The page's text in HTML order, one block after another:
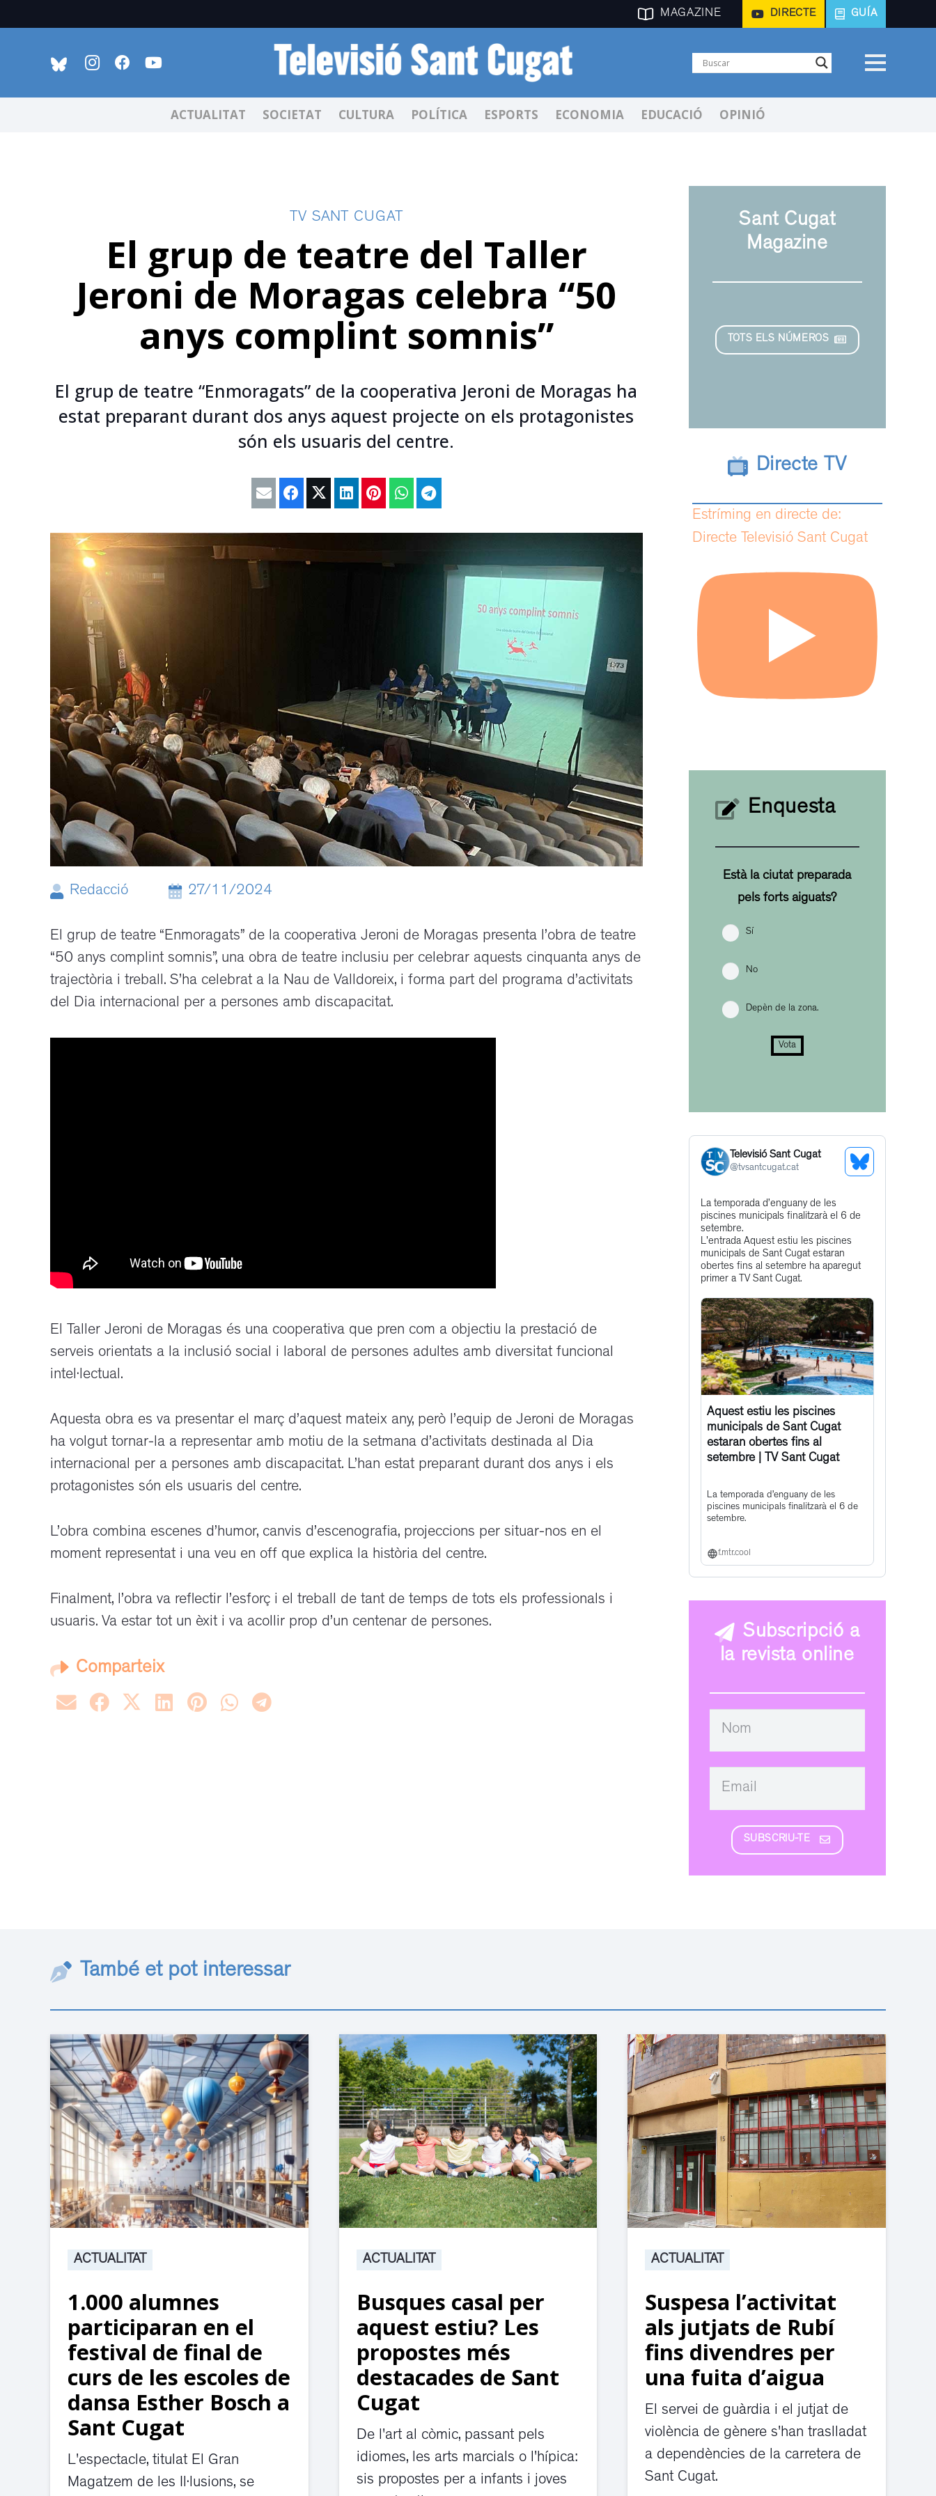
MAGAZINE DIRECTE GUÍA
ACTUALITAT SOCIETAT CULTURA POLÍTICA ESPORTS ECONOMIA EDUCACIÓ OPINIÓ
TV SANT CUGAT
El grup de teatre del Taller
Jeroni de Moragas celebra “50
anys complint somnis”
El grup de teatre “Enmoragats” de la cooperativa Jeroni de Moragas ha
estat preparant durant dos anys aquest projecte on els protagonistes
són els usuaris del centre.
Redacció 27/11/2024
El grup de teatre “Enmoragats” de la cooperativa Jeroni de Moragas presenta l’obra de teatre
“50 anys complint somnis”, una obra de teatre inclusiu per celebrar aquests cinquanta anys de
trajectòria i treball. S’ha celebrat a la Nau de Valldoreix, i forma part del programa d’activitats
del Dia internacional per a persones amb discapacitat.
El Taller Jeroni de Moragas és una cooperativa que pren com a objectiu la prestació de
serveis orientats a la inclusió social i laboral de persones adultes amb diversitat funcional
intel·lectual.
Aquesta obra es va presentar el març d’aquest mateix any, però l’equip de Jeroni de Moragas
ha volgut tornar-la a representar amb motiu de la setmana d’activitats destinada al Dia
internacional per a persones amb discapacitat. L’han estat preparant durant dos anys i els
protagonistes són els usuaris del centre.
L’obra combina escenes d’humor, canvis d’escenografia, projeccions per situar-nos en el
moment representat i una veu en off que explica la història del centre.
Finalment, l’obra va reflectir l’esforç i el treball de tant de temps de tots els professionals i
usuaris. Va estar tot un èxit i va acollir prop d’un centenar de persones.
Comparteix
Sant Cugat
Magazine
TOTS ELS NÚMEROS
Directe TV
Estríming en directe de:
Directe Televisió Sant Cugat
Enquesta
Està la ciutat preparada
pels forts aiguats?
Sí
No
Depèn de la zona.
Vota
Televisió Sant Cugat
@tvsantcugat.cat
See
Get
to
this
post
La temporada d’enguany de les
piscines municipals finalitzarà el 6 de
setembre.
L'entrada Aquest estiu les piscines
municipals de Sant Cugat estaran
obertes fins al setembre ha aparegut
primer a TV Sant Cugat.
Aquest estiu les piscines
municipals de Sant Cugat
estaran obertes fins al
setembre | TV Sant Cugat
La temporada d’enguany de les
piscines municipals finalitzarà el 6 de
setembre.
f.mtr.cool
Subscripció a
la revista online
SUBSCRIU-TE
També et pot interessar
ACTUALITAT
1.000 alumnes
participaran en el
festival de final de
curs de les escoles de
dansa Esther Bosch a
Sant Cugat
L'espectacle, titulat El Gran
Magatzem de les Il·lusions, se
ACTUALITAT
Busques casal per
aquest estiu? Les
propostes més
destacades de Sant
Cugat
De l'art al còmic, passant pels
idiomes, les arts marcials o l'hípica:
sis propostes per a infants i joves
ACTUALITAT
Suspesa l’activitat
als jutjats de Rubí
fins divendres per
una fuita d’aigua
El servei de guàrdia i el jutjat de
violència de gènere s'han traslladat
a dependències de la carretera de
Sant Cugat.